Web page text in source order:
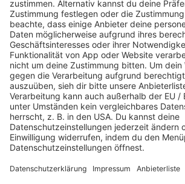
Bestandteile. Besonders bei Immobilien
zentral, weil Schäden am Gebäude
erreichen können.
Allgemeine Verbraucherinformationen
stellt auch die BaFin-Informationen zu
Versicherungen bereit. Für Familien ist
nützlich, weil sie zeigt: Gute
bei möglichst vielen Verträgen, sondern